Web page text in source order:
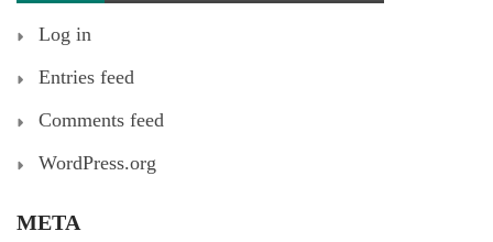
Log in
Entries feed
Comments feed
WordPress.org
META